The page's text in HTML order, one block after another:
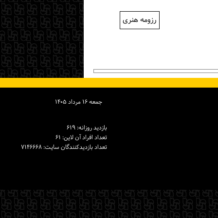
رزومه هنری
جمعه ۱۶ مرداد ۱۴۰۵
بازدید روزانه: ۶۱۹
تعداد افراد آن لاین: ۶۱
تعداد بازدیدكنندگان سایت: ۷۱۴۶۶۶۸